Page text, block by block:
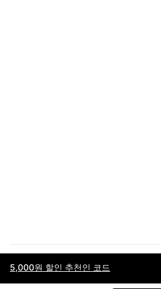
5,000원 할인 추천인 코드
이용약관고객센터판매개인정보 처리